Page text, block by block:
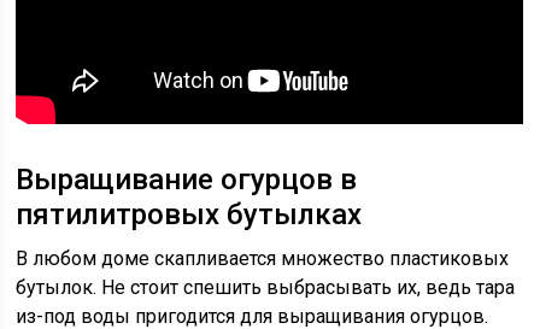
Выращивание огурцов в
пятилитровых бутылках
В любом доме скапливается множество пластиковых
бутылок. Не стоит спешить выбрасывать их, ведь тара
из-под воды пригодится для выращивания огурцов.